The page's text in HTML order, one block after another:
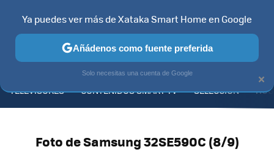
TELEVISORES CONTENIDOS SMART TV SELECCIÓN
Foto de Samsung 32SE590C (8/9)
×
Ya puedes ver más de Xataka Smart Home en Google
Añádenos como fuente preferida
Solo necesitas una cuenta de Google